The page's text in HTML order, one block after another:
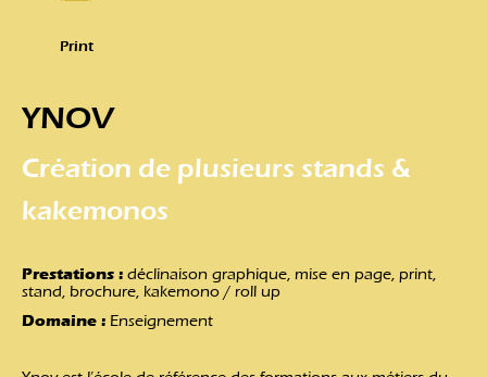
Print
YNOV
Création de plusieurs stands &
kakemonos
Prestations : déclinaison graphique, mise en page, print,
stand, brochure, kakemono / roll up
Domaine : Enseignement